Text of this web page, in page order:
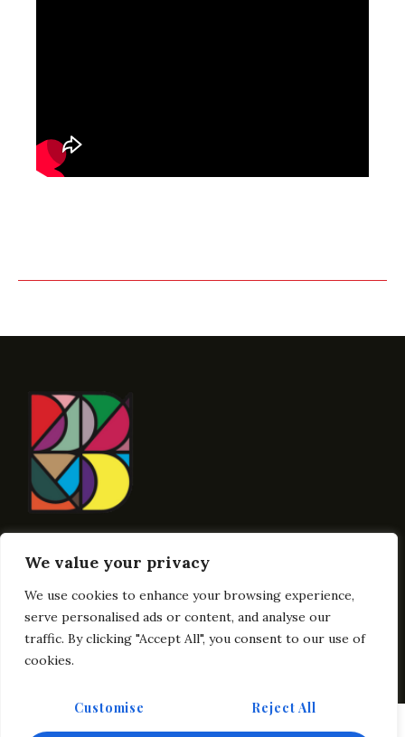
We value your privacy
We use cookies to enhance your browsing experience,
serve personalised ads or content, and analyse our
traffic. By clicking "Accept All", you consent to our use of
cookies.
Customise Reject All
Info@BublikArt
Links Get In Touch